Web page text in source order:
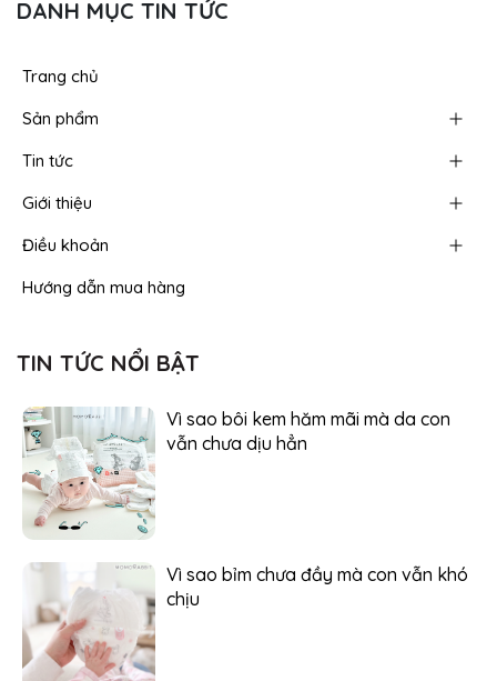
DANH MỤC TIN TỨC
Trang chủ
Sản phẩm
Tin tức
Giới thiệu
Điều khoản
Hướng dẫn mua hàng
TIN TỨC NỔI BẬT
Vì sao bôi kem hăm mãi mà da con
vẫn chưa dịu hẳn
Vì sao bỉm chưa đầy mà con vẫn khó
chịu